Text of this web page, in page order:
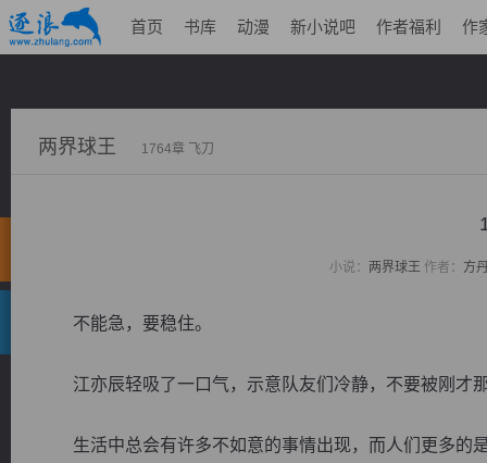
首页 书库 动漫 新小说吧 作者福利 作
两界球王 1764章 飞刀
小说： 两界球王作者： 方
不能急，要稳住。
江亦辰轻吸了一口气，示意队友们冷静，不要被刚才
生活中总会有许多不如意的事情出现，而人们更多的